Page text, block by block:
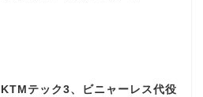
KTMテック3、ビニャーレス代役